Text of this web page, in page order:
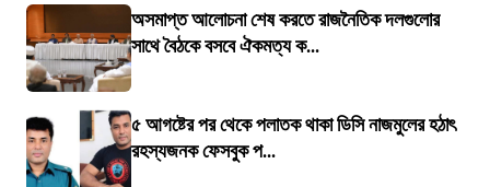
অসমাপ্ত আলোচনা শেষ করতে রাজনৈতিক দলগুলোর
সাথে বৈঠকে বসবে ঐকমত্য ক...
৫ আগষ্টের পর থেকে পলাতক থাকা ডিসি নাজমুলের হঠাৎ
রহস্যজনক ফেসবুক প...